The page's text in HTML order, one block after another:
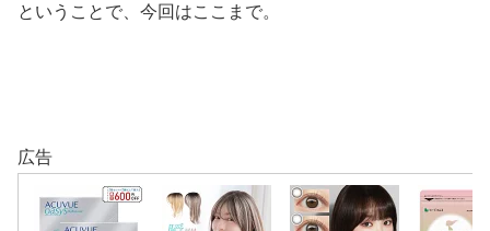
ということで、今回はここまで。
広告